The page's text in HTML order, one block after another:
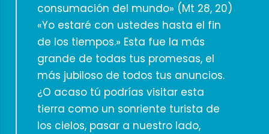
consumación del mundo» (Mt 28, 20)
«Yo estaré con ustedes hasta el fin
de los tiempos.» Esta fue la más
grande de todas tus promesas, el
más jubiloso de todos tus anuncios.
¿O acaso tú podrías visitar esta
tierra como un sonriente turista de
los cielos, pasar a nuestro lado,